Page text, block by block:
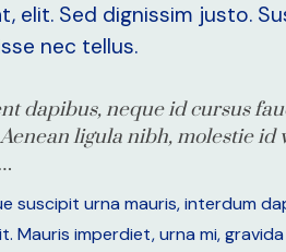
elit. Sed dignissim justo.
nec tellus.
dapibus, neque id cursus
ligula nibh, molestie
suscipit urna mauris, interdum
Mauris imperdiet, urna mi,